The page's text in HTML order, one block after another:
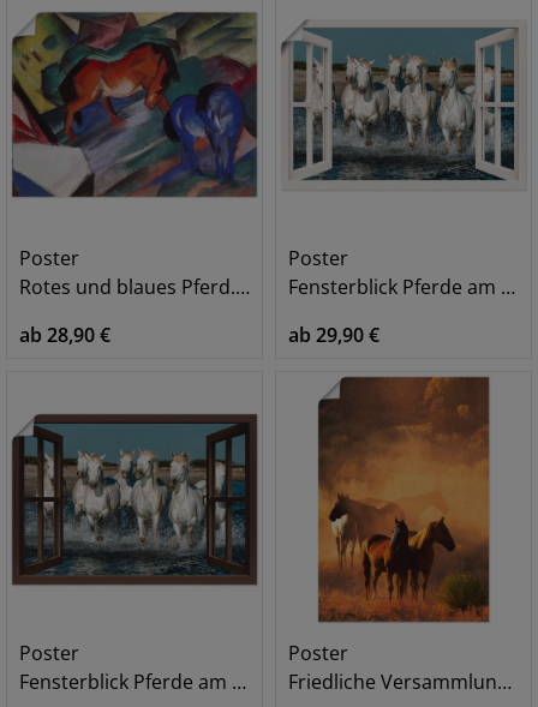
Poster
Rotes und blaues Pferd. 1912
ab 28,90 €
Poster
Fensterblick Pferde am Strand
ab 29,90 €
Poster
Fensterblick Pferde am Strand
Poster
Friedliche Versammlung - Pferde